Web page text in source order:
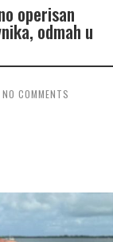
operisan
odmah u
NO COMMENTS